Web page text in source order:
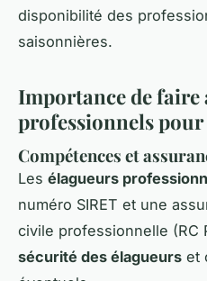
disponibilité des
saisonnières.
Importance de faire
professionnels pour
Compétences et
Les élagueurs
numéro SIRET et une
civile professionnelle (RC
sécurité des élagueurs et